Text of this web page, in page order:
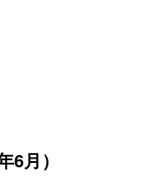
6月）